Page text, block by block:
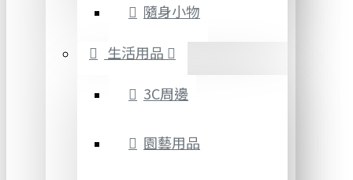
隨身小物
生活用品
3C周邊
園藝用品